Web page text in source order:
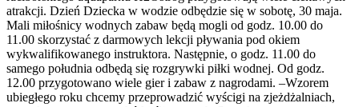
atrakcji. Dzień Dziecka w wodzie odbędzie się w sobotę, 30 maja.
Mali miłośnicy wodnych zabaw będą mogli od godz. 10.00 do
11.00 skorzystać z darmowych lekcji pływania pod okiem
wykwalifikowanego instruktora. Następnie, o godz. 11.00 do
samego południa odbędą się rozgrywki piłki wodnej. Od godz.
12.00 przygotowano wiele gier i zabaw z nagrodami. –Wzorem
ubiegłego roku chcemy przeprowadzić wyścigi na zjeżdżalniach,